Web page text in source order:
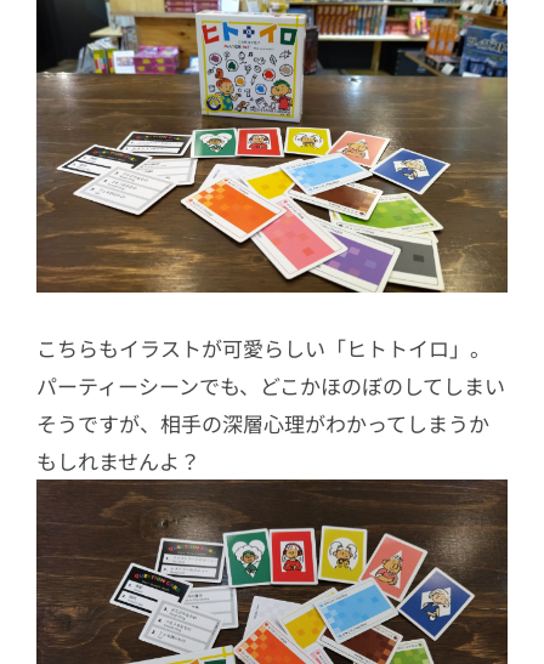
こちらもイラストが可愛らしい「ヒトトイロ」。
パーティーシーンでも、どこかほのぼのしてしまい
そうですが、相手の深層心理がわかってしまうか
もしれませんよ？